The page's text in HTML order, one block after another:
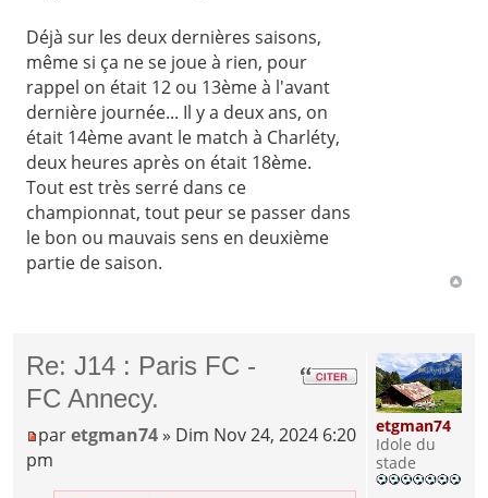
Déjà sur les deux dernières saisons,
même si ça ne se joue à rien, pour
rappel on était 12 ou 13ème à l'avant
dernière journée... Il y a deux ans, on
était 14ème avant le match à Charléty,
deux heures après on était 18ème.
Tout est très serré dans ce
championnat, tout peur se passer dans
le bon ou mauvais sens en deuxième
partie de saison.
Re: J14 : Paris FC -
FC Annecy.
paretgman74 » Dim Nov 24, 2024 6:20
pm
etgman74
Idole du
stade